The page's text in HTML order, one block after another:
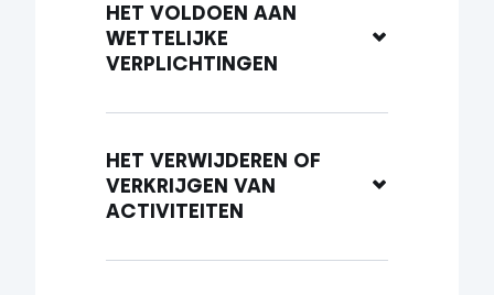
HET VOLDOEN AAN
WETTELIJKE
VERPLICHTINGEN
HET VERWIJDEREN OF
VERKRIJGEN VAN
ACTIVITEITEN